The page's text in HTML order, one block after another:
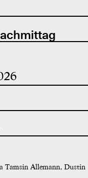
Tamsin Allemann, Dustin